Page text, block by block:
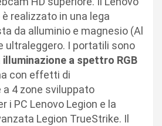
realizzato in una lega
da alluminio e magnesio (Al
ultraleggero. I portatili sono
illuminazione a spettro RGB
con effetti di
4 zone sviluppato
i PC Lenovo Legion e la
Legion TrueStrike. Il